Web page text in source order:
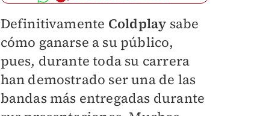
Definitivamente Coldplay sabe
cómo ganarse a su público,
pues, durante toda su carrera
han demostrado ser una de las
bandas más entregadas durante